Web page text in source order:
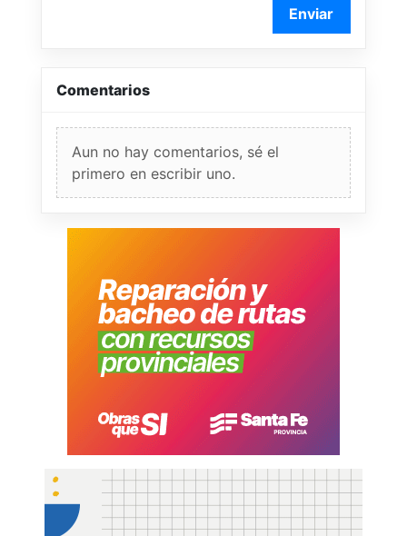
Enviar
Comentarios
Aun no hay comentarios, sé el
primero en escribir uno.